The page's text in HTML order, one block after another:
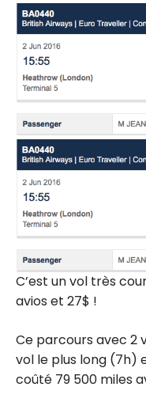
C’est un vol très
avios et 27$ !
Ce parcours avec 2
vol le plus long (7h)
coûté 79 500 miles